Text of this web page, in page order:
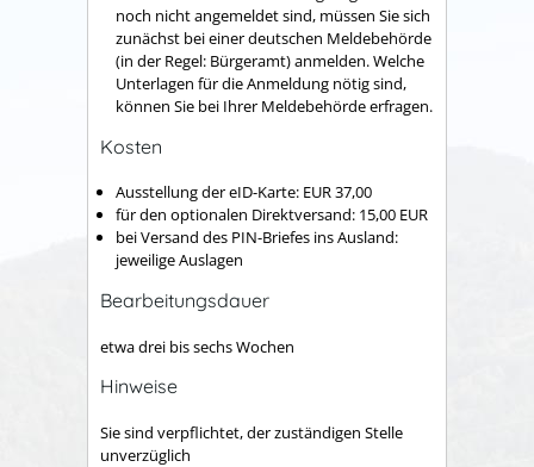
noch nicht angemeldet sind, müssen Sie sich
zunächst bei einer deutschen Meldebehörde
(in der Regel: Bürgeramt) anmelden. Welche
Unterlagen für die Anmeldung nötig sind,
können Sie bei Ihrer Meldebehörde erfragen.
Kosten
Ausstellung der eID-Karte: EUR 37,00
für den optionalen Direktversand: 15,00 EUR
bei Versand des PIN-Briefes ins Ausland:
jeweilige Auslagen
Bearbeitungsdauer
etwa drei bis sechs Wochen
Hinweise
Sie sind verpflichtet, der zuständigen Stelle
unverzüglich